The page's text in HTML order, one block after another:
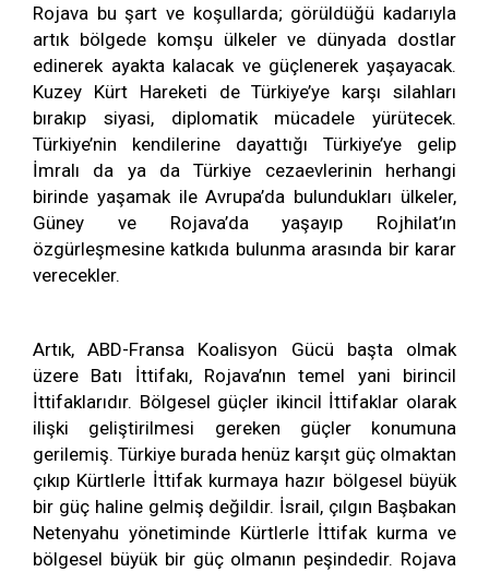
Rojava bu şart ve koşullarda; görüldüğü kadarıyla
artık bölgede komşu ülkeler ve dünyada dostlar
edinerek ayakta kalacak ve güçlenerek yaşayacak.
Kuzey Kürt Hareketi de Türkiye’ye karşı silahları
bırakıp siyasi, diplomatik mücadele yürütecek.
Türkiye’nin kendilerine dayattığı Türkiye’ye gelip
İmralı da ya da Türkiye cezaevlerinin herhangi
birinde yaşamak ile Avrupa’da bulundukları ülkeler,
Güney ve Rojava’da yaşayıp Rojhilat’ın
özgürleşmesine katkıda bulunma arasında bir karar
verecekler.
Artık, ABD-Fransa Koalisyon Gücü başta olmak
üzere Batı İttifakı, Rojava’nın temel yani birincil
İttifaklarıdır. Bölgesel güçler ikincil İttifaklar olarak
ilişki geliştirilmesi gereken güçler konumuna
gerilemiş. Türkiye burada henüz karşıt güç olmaktan
çıkıp Kürtlerle İttifak kurmaya hazır bölgesel büyük
bir güç haline gelmiş değildir. İsrail, çılgın Başbakan
Netenyahu yönetiminde Kürtlerle İttifak kurma ve
bölgesel büyük bir güç olmanın peşindedir. Rojava